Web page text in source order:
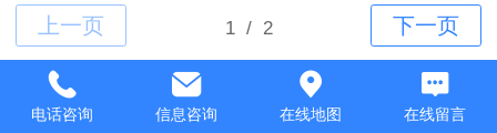
Top
电话咨询 信息咨询 在线地图 在线留言